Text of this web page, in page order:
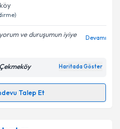
ve duruşumun iyiye
Devamı
Haritada Göster
Talep Et
Talebi